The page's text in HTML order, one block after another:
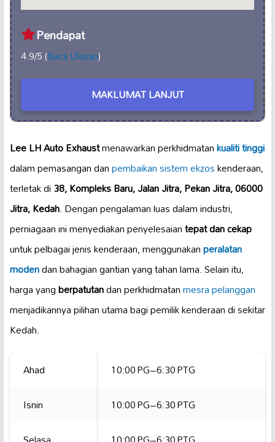
Pendapat
4.9/5 (Baca Ulasan)
MAKLUMAT LANJUT
Lee LH Auto Exhaustmenawarkan perkhidmatankualiti tinggi
dalam pemasangan danpembaikan sistem ekzoskenderaan,
terletak di38, Kompleks Baru, Jalan Jitra, Pekan Jitra, 06000
Jitra, Kedah. Dengan pengalaman luas dalam industri,
perniagaan ini menyediakan penyelesaiantepat dan cekap
untuk pelbagai jenis kenderaan, menggunakanperalatan
modendan bahagian gantian yang tahan lama. Selain itu,
harga yangberpatutandan perkhidmatanmesra pelanggan
menjadikannya pilihan utama bagi pemilik kenderaan di sekitar
Kedah.
Ahad
10:00 PG–6:30 PTG
Isnin
10:00 PG–6:30 PTG